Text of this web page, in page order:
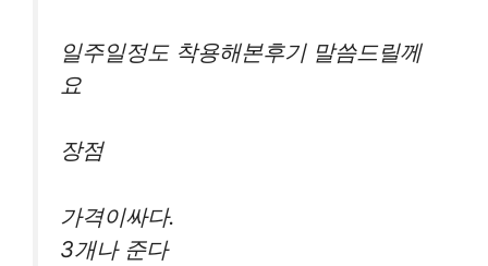
일주일정도 착용해본후기 말씀드릴께
요
장점
가격이싸다.
3개나 준다